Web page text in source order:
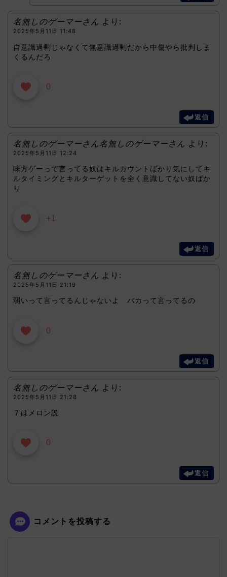
名無しのゲーマーさん より:
2025年5月11日 11:48
自意識過剰じゃなくて無意識過剰だから中傷やら批判しま
くるんだろ
0
返信
名無しのゲーマーさん名無しのゲーマーさん より:
2025年5月11日 12:24
味方ゲーって言ってる奴はキルカウントばかり気にしてキ
ルタイミングとキルターゲットを全く意識してない奴ばか
り
+1
返信
名無しのゲーマーさん より:
2025年5月11日 21:19
弱いって言ってるんじゃないよ バカって言ってるの
0
返信
名無しのゲーマーさん より:
2025年5月11日 21:28
７はメロン説
0
返信
コメントを投稿する